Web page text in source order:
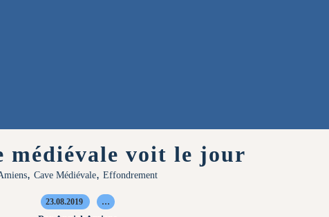
médiévale voit le jour
, Cave Médiévale, Effondrement
23.08.2019 …